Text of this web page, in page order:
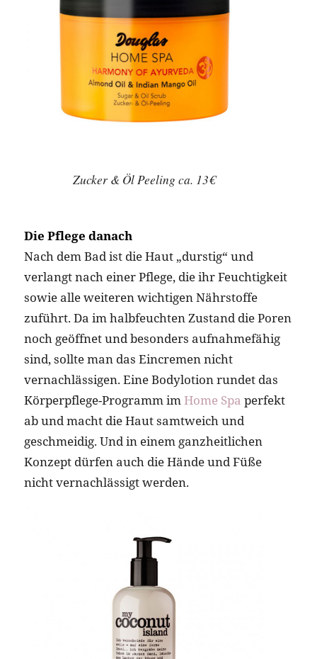
Zucker & Öl Peeling ca. 13€
Die Pflege danach
Nach dem Bad ist die Haut „durstig“ und
verlangt nach einer Pflege, die ihr Feuchtigkeit
sowie alle weiteren wichtigen Nährstoffe
zuführt. Da im halbfeuchten Zustand die Poren
noch geöffnet und besonders aufnahmefähig
sind, sollte man das Eincremen nicht
vernachlässigen. Eine Bodylotion rundet das
Körperpflege-Programm im Home Spa perfekt
ab und macht die Haut samtweich und
geschmeidig. Und in einem ganzheitlichen
Konzept dürfen auch die Hände und Füße
nicht vernachlässigt werden.